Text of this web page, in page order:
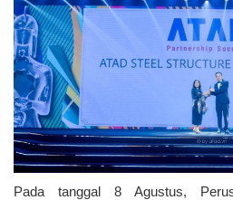
Pada tanggal 8 Agustus,